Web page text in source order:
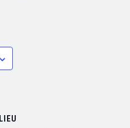
LIEU